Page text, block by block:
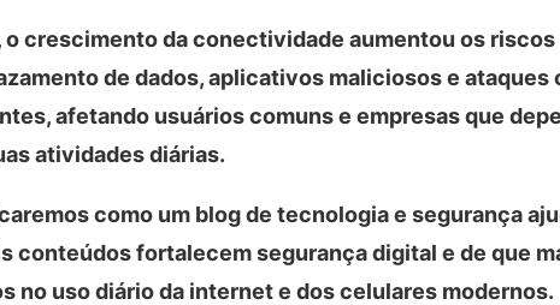
o crescimento da conectividade aumentou os
de dados, aplicativos maliciosos e
afetando usuários comuns e empresas que
atividades diárias.
como um blog de tecnologia e segurança
conteúdos fortalecem segurança digital e de que
no uso diário da internet e dos celulares modernos.